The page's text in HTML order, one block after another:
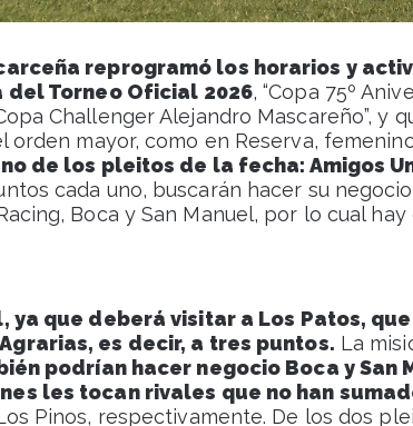
reprogramó los horarios y
Torneo Oficial 2026, “Copa 75º
Challenger Alejandro Mascareño”, y
mayor, como en Reserva,
de los pleitos de la fecha: Amigos
cada uno, buscarán hacer su
Boca y San Manuel, por lo cual
ya que deberá visitar a Los Patos,
es decir, a tres puntos. La
podrían hacer negocio Boca y San
les tocan rivales que no han
Pinos, respectivamente. De los dos